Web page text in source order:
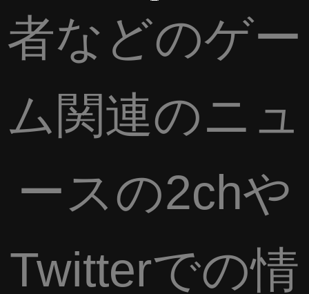
者などのゲー
ム関連のニュ
ースの2chや
Twitterでの情